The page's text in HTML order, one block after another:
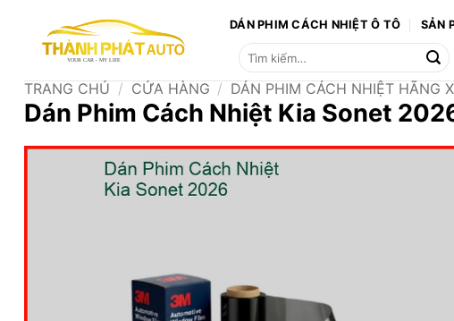
dung
DÁN PHIM CÁCH NHIỆT Ô TÔ SẢN
Tìm
TRANG CHỦ / CỬA HÀNG / DÁN PHIM CÁCH NHIỆT HÃNG
Dán Phim Cách Nhiệt Kia Sonet